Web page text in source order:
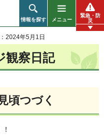
情報を探す メニュー
緊急・防
災
2024年5月1日
観察日記
頃つづく